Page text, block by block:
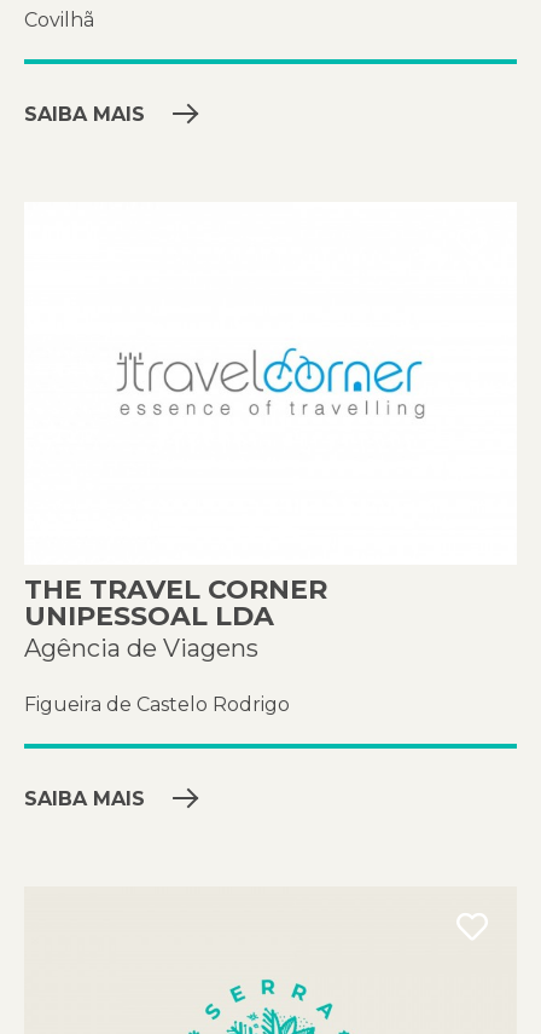
Covilhã
SAIBA MAIS
THE TRAVEL CORNER
UNIPESSOAL LDA
Agência de Viagens
Figueira de Castelo Rodrigo
SAIBA MAIS